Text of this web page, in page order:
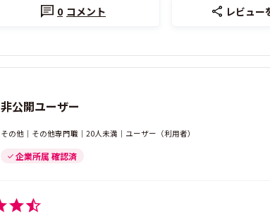
0 コメント レビュー
非公開ユーザー
その他｜その他専門職｜20人未満｜ユーザー（利用者）
企業所属 確認済